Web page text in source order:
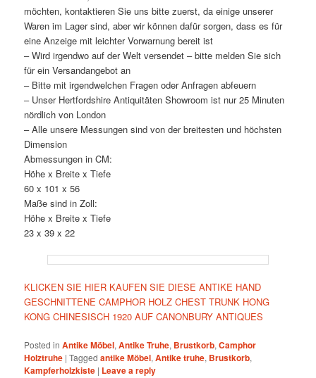
möchten, kontaktieren Sie uns bitte zuerst, da einige unserer
Waren im Lager sind, aber wir können dafür sorgen, dass es für
eine Anzeige mit leichter Vorwarnung bereit ist
– Wird irgendwo auf der Welt versendet – bitte melden Sie sich
für ein Versandangebot an
– Bitte mit irgendwelchen Fragen oder Anfragen abfeuern
– Unser Hertfordshire Antiquitäten Showroom ist nur 25 Minuten
nördlich von London
– Alle unsere Messungen sind von der breitesten und höchsten
Dimension
Abmessungen in CM:
Höhe x Breite x Tiefe
60 x 101 x 56
Maße sind in Zoll:
Höhe x Breite x Tiefe
23 x 39 x 22
KLICKEN SIE HIER KAUFEN SIE DIESE ANTIKE HAND
GESCHNITTENE CAMPHOR HOLZ CHEST TRUNK HONG
KONG CHINESISCH 1920 AUF CANONBURY ANTIQUES
Posted in Antike Möbel,Antike Truhe, Brustkorb,Camphor
Holztruhe |Tagged antike Möbel,Antike truhe, Brustkorb,
Kampferholzkiste | Leave a reply